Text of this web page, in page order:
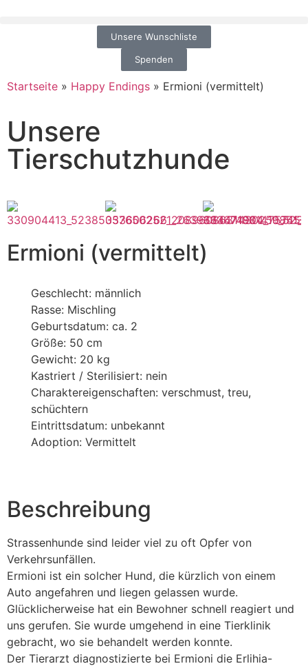
Unsere Wunschliste
Spenden
Startseite » Happy Endings » Ermioni (vermittelt)
Unsere
Tierschutzhunde
Ermioni (vermittelt)
Geschlecht: männlich
Rasse: Mischling
Geburtsdatum: ca. 2
Größe: 50 cm
Gewicht: 20 kg
Kastriert / Sterilisiert: nein
Charaktereigenschaften: verschmust, treu,
schüchtern
Eintrittsdatum: unbekannt
Adoption: Vermittelt
Beschreibung
Strassenhunde sind leider viel zu oft Opfer von
Verkehrsunfällen.
Ermioni ist ein solcher Hund, die kürzlich von einem
Auto angefahren und liegen gelassen wurde.
Glücklicherweise hat ein Bewohner schnell reagiert und
uns gerufen. Sie wurde umgehend in eine Tierklinik
gebracht, wo sie behandelt werden konnte.
Der Tierarzt diagnostizierte bei Ermioni die Erlihia-